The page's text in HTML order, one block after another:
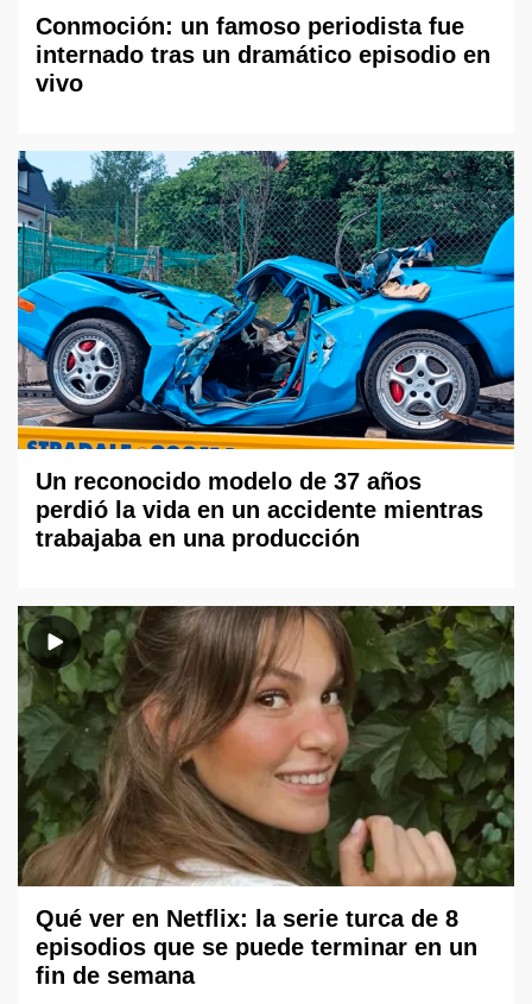
Conmoción: un famoso periodista fue
internado tras un dramático episodio en
vivo
Un reconocido modelo de 37 años
perdió la vida en un accidente mientras
trabajaba en una producción
Qué ver en Netflix: la serie turca de 8
episodios que se puede terminar en un
fin de semana